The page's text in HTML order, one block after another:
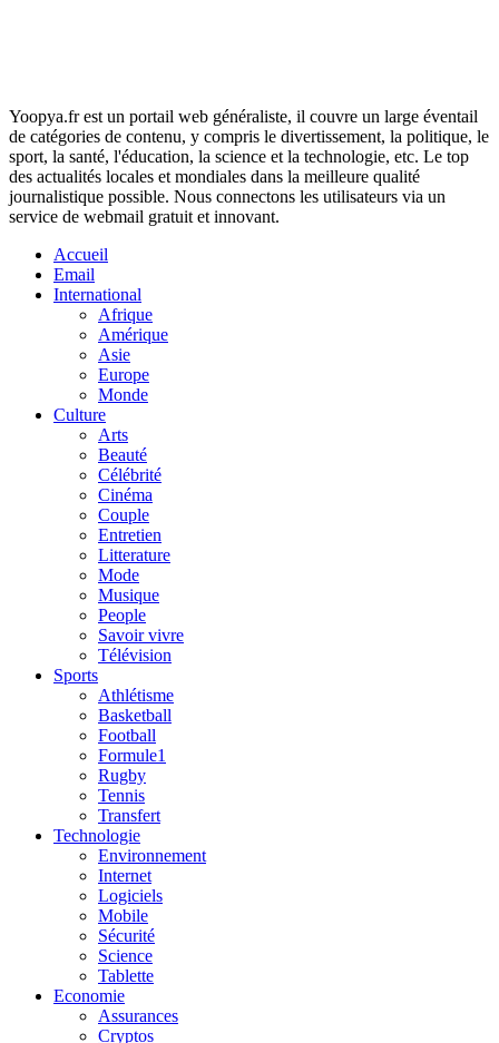
Yoopya.fr est un portail web généraliste, il couvre un large éventail
de catégories de contenu, y compris le divertissement, la politique, le
sport, la santé, l'éducation, la science et la technologie, etc. Le top
des actualités locales et mondiales dans la meilleure qualité
journalistique possible. Nous connectons les utilisateurs via un
service de webmail gratuit et innovant.
Accueil
Email
International
Afrique
Amérique
Asie
Europe
Monde
Culture
Arts
Beauté
Célébrité
Cinéma
Couple
Entretien
Litterature
Mode
Musique
People
Savoir vivre
Télévision
Sports
Athlétisme
Basketball
Football
Formule1
Rugby
Tennis
Transfert
Technologie
Environnement
Internet
Logiciels
Mobile
Sécurité
Science
Tablette
Economie
Assurances
Cryptos